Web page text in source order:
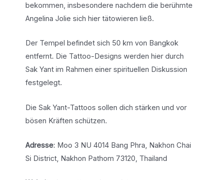
bekommen, insbesondere nachdem die berühmte
Angelina Jolie sich hier tätowieren ließ.
Der Tempel befindet sich 50 km von Bangkok
entfernt. Die Tattoo-Designs werden hier durch
Sak Yant im Rahmen einer spirituellen Diskussion
festgelegt.
Die Sak Yant-Tattoos sollen dich stärken und vor
bösen Kräften schützen.
Adresse: Moo 3 NU 4014 Bang Phra, Nakhon Chai
Si District, Nakhon Pathom 73120, Thailand